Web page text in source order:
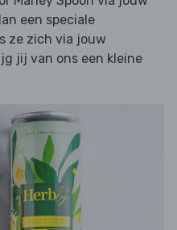
een speciale
ze zich via jouw
jij van ons een kleine